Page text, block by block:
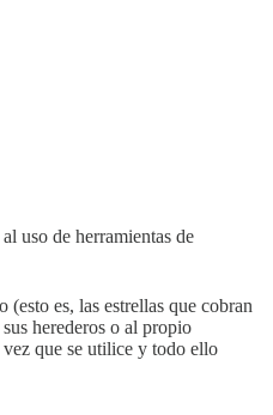
uso de herramientas de
es, las estrellas que cobran
herederos o al propio
vez que se utilice y todo ello